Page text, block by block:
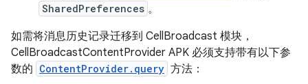
SharedPreferences 。
如需将消息历史记录迁移到 CellBroadcast 模块，
CellBroadcastContentProvider APK 必须支持带有以下参
数的 ContentProvider.query 方法：